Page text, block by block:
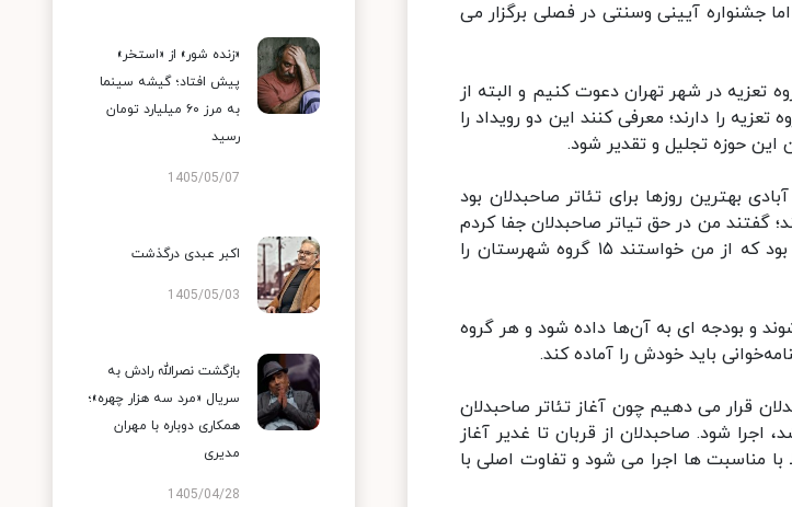
جشنواره آیینی وسنتی در فصلی برگزار می
رویداد تئاتر صاحبدلان بیان کرد: امسال تلاش کردیم تا از ۱۰ گروه تعزیه در شهر تهران دعوت کنیم و البته از
گروه تعزیه را دارند؛ معرفی کنند این دو رویداد را
حوزه تجلیل و تقدیر شود.
بهترین روزها برای تئاتر صاحبدلان بود
گفتند من در حق تیاتر صاحبدلان جفا کردم
و دلم می‌خواهد یک اتفاق خوب بیافتد و همان سال در دوره آقای قادر آشنا بود که از من خواستند ۱۵ گروه شهرستان را
و بودجه ای به آن‌ها داده شود و هر گروه
باید خودش را آماده کند.
قرار می دهیم چون آغاز تئاتر صاحبدلان
اجرا شود. صاحبدلان از قربان تا غدیر آغاز
می شود. در این پروسه ۶ ماهه آثار مرتبط با مناسبت ها اجرا می شود و تفاوت اصلی با
«زنده شور» از «استخر»
پیش افتاد؛ گیشه سینما
به مرز ۶۰ میلیارد تومان
رسید
1405/05/07
اکبر عبدی درگذشت
1405/05/03
بازگشت نصرالله رادش به
سریال «مرد سه هزار چهره»؛
همکاری دوباره با مهران
مدیری
1405/04/28